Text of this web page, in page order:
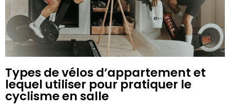
Types de vélos d’appartement et
lequel utiliser pour pratiquer le
cyclisme en salle